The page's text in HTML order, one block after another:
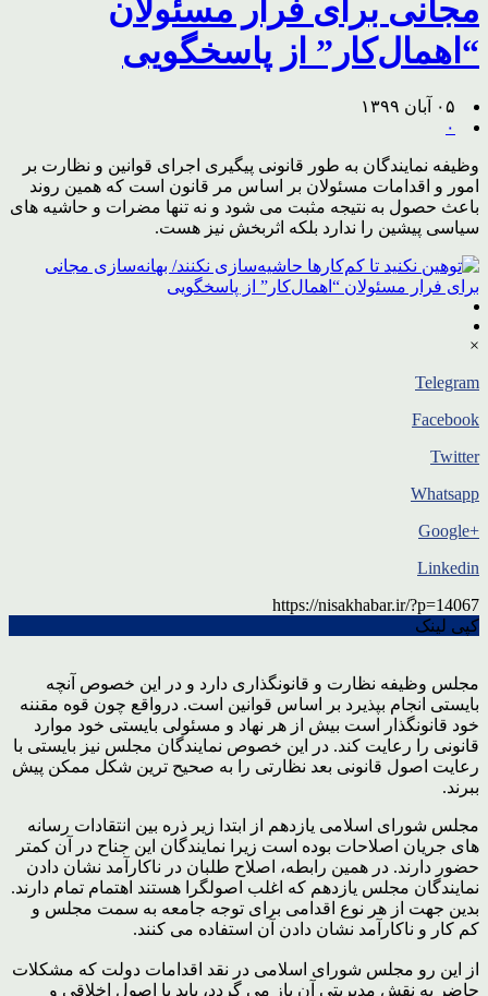
مجانی برای فرار مسئولان
“اهمال‌کار” از پاسخگویی
۰۵ آبان ۱۳۹۹
۰
وظیفه نمایندگان به طور قانونی پیگیری اجرای قوانین و نظارت بر
امور و اقدامات مسئولان بر اساس مر قانون است که همین روند
باعث حصول به نتیجه مثبت می شود و نه تنها مضرات و حاشیه های
سیاسی پیشین را ندارد بلکه اثربخش نیز هست.
×
Telegram
Facebook
Twitter
Whatsapp
+Google
Linkedin
https://nisakhabar.ir/?p=14067
کپی لینک
مجلس وظیفه نظارت و قانونگذاری دارد و در این خصوص آنچه
بایستی انجام بپذیرد بر اساس قوانین است. درواقع چون قوه مقننه
خود قانونگذار است بیش از هر نهاد و مسئولی بایستی خود موارد
قانونی را رعایت کند. در این خصوص نمایندگان مجلس نیز بایستی با
رعایت اصول قانونی بعد نظارتی را به صحیح ترین شکل ممکن پیش
ببرند.
مجلس شورای اسلامی یازدهم از ابتدا زیر ذره بین انتقادات رسانه
های جریان اصلاحات بوده است زیرا نمایندگان این جناح در آن کمتر
حضور دارند. در همین رابطه، اصلاح طلبان در ناکارآمد نشان دادن
نمایندگان مجلس یازدهم که اغلب اصولگرا هستند اهتمام تمام دارند.
بدین جهت از هر نوع اقدامی برای توجه جامعه به سمت مجلس و
کم کار و ناکارآمد نشان دادن آن استفاده می کنند.
از این رو مجلس شورای اسلامی در نقد اقدامات دولت که مشکلات
حاضر به نقش مدیریتی آن باز می گردد، باید با اصول اخلاقی و